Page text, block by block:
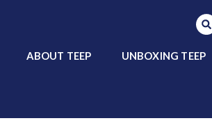
PROGRAMS
ABOUT TEEP UNBOXING TEEP